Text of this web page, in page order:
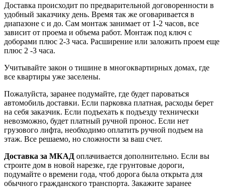
Доставка происходит по предварительной договоренности в
удобный заказчику день. Время так же оговаривается в
диапазоне с и до. Сам монтаж занимает от 1-2 часов, все
зависит от проема и объема работ. Монтаж под ключ с
доборами плюс 2-3 часа. Расширение или заложить проем еще
плюс 2 -3 часа.
Учитывайте закон о тишине в многоквартирных домах, где
все квартиры уже заселены.
Пожалуйста, заранее подумайте, где будет пароваться
автомобиль доставки. Если парковка платная, расходы берет
на себя заказчик. Если подъехать к подъезду технически
невозможно, будет платный ручной пронос. Если нет
грузового лифта, необходимо оплатить ручной подъем на
этаж. Все решаемо, но сложности за ваш счет.
Доставка за МКАД оплачивается дополнительно. Если вы
строите дом в новой нарезке, где грунтовые дороги,
подумайте о времени года, чтоб дорога была открыта для
обычного гражданского транспорта. Закажите заранее